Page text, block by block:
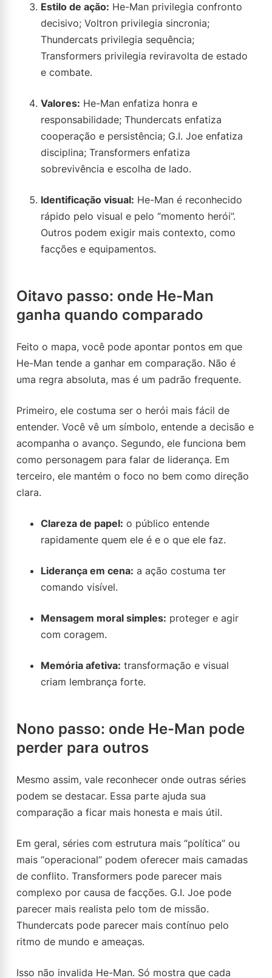
Estilo de ação: He-Man privilegia confronto
decisivo; Voltron privilegia sincronia;
Thundercats privilegia sequência;
Transformers privilegia reviravolta de estado
e combate.
Valores: He-Man enfatiza honra e
responsabilidade; Thundercats enfatiza
cooperação e persistência; G.I. Joe enfatiza
disciplina; Transformers enfatiza
sobrevivência e escolha de lado.
Identificação visual: He-Man é reconhecido
rápido pelo visual e pelo “momento herói”.
Outros podem exigir mais contexto, como
facções e equipamentos.
Oitavo passo: onde He-Man
ganha quando comparado
Feito o mapa, você pode apontar pontos em que
He-Man tende a ganhar em comparação. Não é
uma regra absoluta, mas é um padrão frequente.
Primeiro, ele costuma ser o herói mais fácil de
entender. Você vê um símbolo, entende a decisão e
acompanha o avanço. Segundo, ele funciona bem
como personagem para falar de liderança. Em
terceiro, ele mantém o foco no bem como direção
clara.
Clareza de papel: o público entende
rapidamente quem ele é e o que ele faz.
Liderança em cena: a ação costuma ter
comando visível.
Mensagem moral simples: proteger e agir
com coragem.
Memória afetiva: transformação e visual
criam lembrança forte.
Nono passo: onde He-Man pode
perder para outros
Mesmo assim, vale reconhecer onde outras séries
podem se destacar. Essa parte ajuda sua
comparação a ficar mais honesta e mais útil.
Em geral, séries com estrutura mais “política” ou
mais “operacional” podem oferecer mais camadas
de conflito. Transformers pode parecer mais
complexo por causa de facções. G.I. Joe pode
parecer mais realista pelo tom de missão.
Thundercats pode parecer mais contínuo pelo
ritmo de mundo e ameaças.
Isso não invalida He-Man. Só mostra que cada